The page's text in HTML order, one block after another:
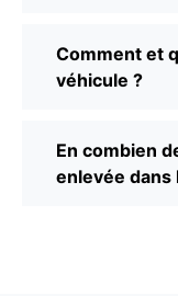
Comment et
véhicule ?
En combien
enlevée dans